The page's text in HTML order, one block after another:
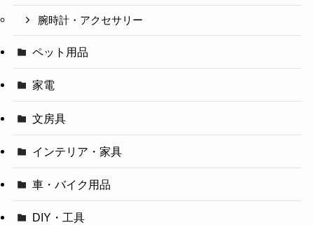
腕時計・アクセサリー
ペット用品
家電
文房具
インテリア・家具
車・バイク用品
DIY・工具